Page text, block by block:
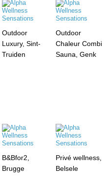
Outdoor
Luxury, Sint-
Truiden
Outdoor
Chaleur Combi
Sauna, Genk
B&Bfor2,
Brugge
Privé wellness,
Belsele